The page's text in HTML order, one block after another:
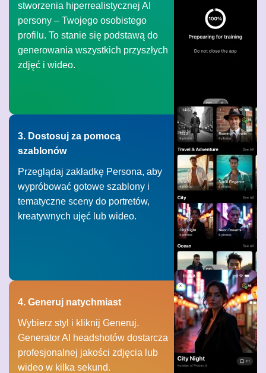
stworzenia hiperrealistycznej AI
persony – Twojego osobistego
profilu. To stanie się podstawą do
generowania wszystkich przyszłych
zdjęć i wideo.
3. Dostosuj za pomocą
szablonów
Przeglądaj zakładkę Persona, aby
wypróbować gotowe szablony i
tematyczne sceny do portretów,
kreatywnych ujęć lub wideo.
4. Generuj natychmiast
Wybierz styl i kliknij Generuj.
Generator AI headshotów dostarcza
profesjonalnej jakości zdjęcia lub
wideo w kilka sekund.